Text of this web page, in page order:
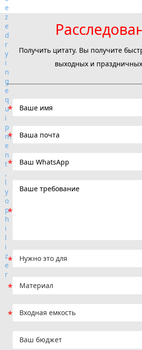
Получить цитату. Вы получите
выходных и